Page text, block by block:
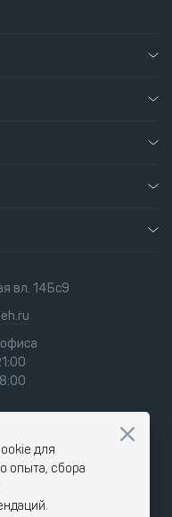
вл. 14Бс9
для
опыта, сбора